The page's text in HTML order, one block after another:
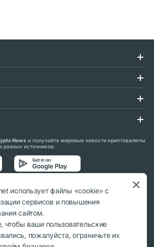
News и получайте мировые новости криптовалюты
разных источников:
социальных сетях:
При использовании материалов ссылка на
использует файлы «cookie» с
сервисов и повышения
сайтом.
чтобы ваши пользовательские
пожалуйста, ограничьте их